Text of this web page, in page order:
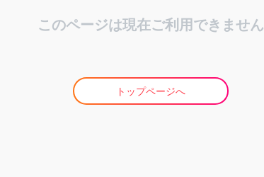
このページは現在ご利用できません